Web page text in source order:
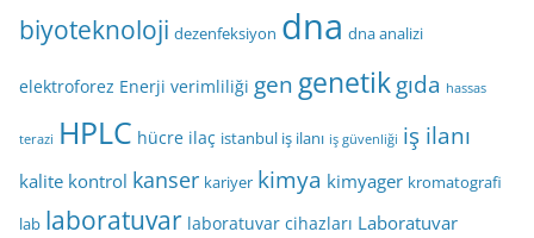
biyoteknoloji dezenfeksiyon dna dna analizi
elektroforez Enerji verimliliği gen genetikgıda hassas
terazi HPLC hücre ilaç istanbul iş ilanı iş güvenliği iş ilanı
kalite kontrol kanser kariyer kimya kimyager kromatografi
lab laboratuvar laboratuvar cihazları Laboratuvar